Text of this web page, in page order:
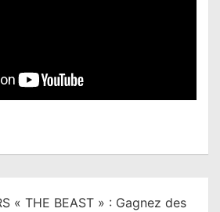
« THE BEAST » : Gagnez des